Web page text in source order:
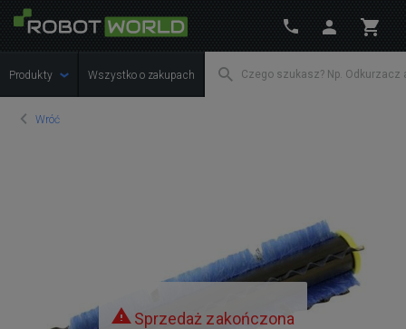
Produkty Wszystko o zakupach
Wróć
Sprzedaż zakończona